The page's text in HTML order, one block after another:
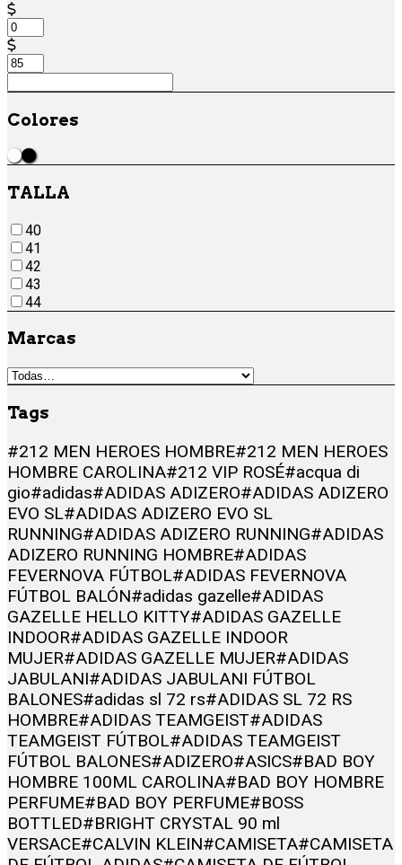
Colores
Blanco
Negro
TALLA
40
41
42
43
44
Marcas
Tags
#212 MEN HEROES HOMBRE#212 MEN HEROES
HOMBRE CAROLINA#212 VIP ROSÉ#acqua di
gio#adidas#ADIDAS ADIZERO#ADIDAS ADIZERO
EVO SL#ADIDAS ADIZERO EVO SL
RUNNING#ADIDAS ADIZERO RUNNING#ADIDAS
ADIZERO RUNNING HOMBRE#ADIDAS
FEVERNOVA FÚTBOL#ADIDAS FEVERNOVA
FÚTBOL BALÓN#adidas gazelle#ADIDAS
GAZELLE HELLO KITTY#ADIDAS GAZELLE
INDOOR#ADIDAS GAZELLE INDOOR
MUJER#ADIDAS GAZELLE MUJER#ADIDAS
JABULANI#ADIDAS JABULANI FÚTBOL
BALONES#adidas sl 72 rs#ADIDAS SL 72 RS
HOMBRE#ADIDAS TEAMGEIST#ADIDAS
TEAMGEIST FÚTBOL#ADIDAS TEAMGEIST
FÚTBOL BALONES#ADIZERO#ASICS#BAD BOY
HOMBRE 100ML CAROLINA#BAD BOY HOMBRE
PERFUME#BAD BOY PERFUME#BOSS
BOTTLED#BRIGHT CRYSTAL 90 ml
VERSACE#CALVIN KLEIN#CAMISETA#CAMISETA